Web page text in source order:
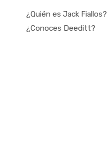
¿Quién es Jack Fiallos?
¿Conoces Deeditt?